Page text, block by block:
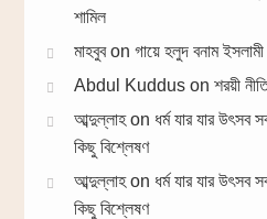
শামিল
মাহবুবon গায়ে হলুদ বনাম ইসলামী
Abdul Kudduson শরয়ী
আব্দুল্লাহon ধর্ম যার যার উৎসব
কিছু বিশ্লেষণ
আব্দুল্লাহon ধর্ম যার যার উৎসব
কিছু বিশ্লেষণ